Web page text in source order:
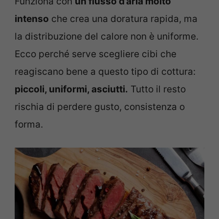
intenso che crea una doratura rapida, ma
la distribuzione del calore non è uniforme.
Ecco perché serve scegliere cibi che
reagiscano bene a questo tipo di cottura:
piccoli, uniformi, asciutti. Tutto il resto
rischia di perdere gusto, consistenza o
forma.